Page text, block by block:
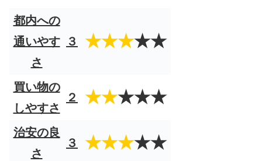
都内への
通いやす
さ
３ ★★★★★
買い物の
しやすさ
２ ★★★★★
治安の良
さ
３ ★★★★★